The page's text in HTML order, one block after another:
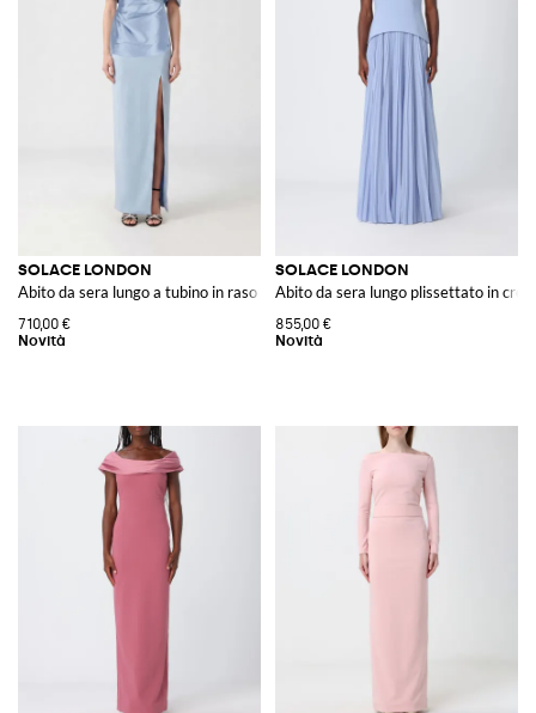
SOLACE LONDON
Abito da sera lungo a tubino in raso con scollo asimmetrico e spacco
710,00 €
SOLACE LONDON
Abito da sera lungo plissettato in
855,00 €